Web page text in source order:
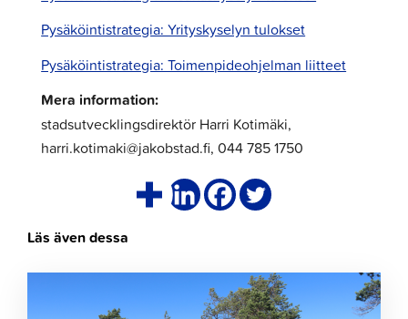
Pysäköintistrategia: Yrityskyselyn tulokset
Pysäköintistrategia: Toimenpideohjelman liitteet
Mera information:
stadsutvecklingsdirektör Harri Kotimäki,
harri.kotimaki@jakobstad.fi, 044 785 1750
Läs även dessa